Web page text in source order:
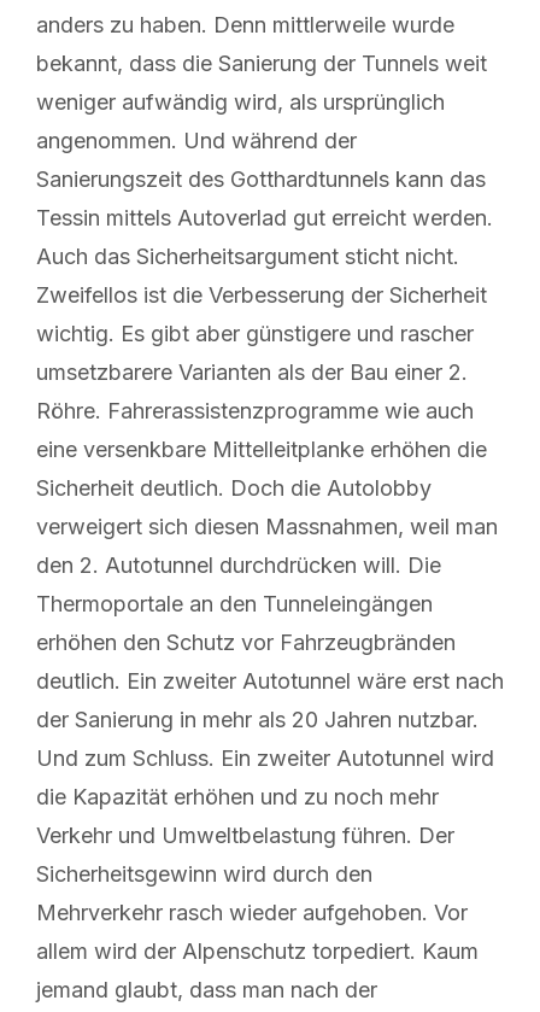
anders zu haben. Denn mittlerweile wurde
bekannt, dass die Sanierung der Tunnels weit
weniger aufwändig wird, als ursprünglich
angenommen. Und während der
Sanierungszeit des Gotthardtunnels kann das
Tessin mittels Autoverlad gut erreicht werden.
Auch das Sicherheitsargument sticht nicht.
Zweifellos ist die Verbesserung der Sicherheit
wichtig. Es gibt aber günstigere und rascher
umsetzbarere Varianten als der Bau einer 2.
Röhre. Fahrerassistenzprogramme wie auch
eine versenkbare Mittelleitplanke erhöhen die
Sicherheit deutlich. Doch die Autolobby
verweigert sich diesen Massnahmen, weil man
den 2. Autotunnel durchdrücken will. Die
Thermoportale an den Tunneleingängen
erhöhen den Schutz vor Fahrzeugbränden
deutlich. Ein zweiter Autotunnel wäre erst nach
der Sanierung in mehr als 20 Jahren nutzbar.
Und zum Schluss. Ein zweiter Autotunnel wird
die Kapazität erhöhen und zu noch mehr
Verkehr und Umweltbelastung führen. Der
Sicherheitsgewinn wird durch den
Mehrverkehr rasch wieder aufgehoben. Vor
allem wird der Alpenschutz torpediert. Kaum
jemand glaubt, dass man nach der